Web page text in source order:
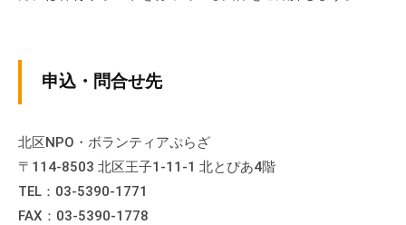
の
場
で
す
申込・問合せ先
北区NPO・ボランティアぷらざ
〒114-8503 北区王子1-11-1 北とぴあ4階
TEL：03-5390-1771
FAX：03-5390-1778